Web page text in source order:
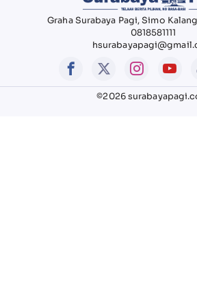
Graha Surabaya Pagi, Simo
0818581111
©2026